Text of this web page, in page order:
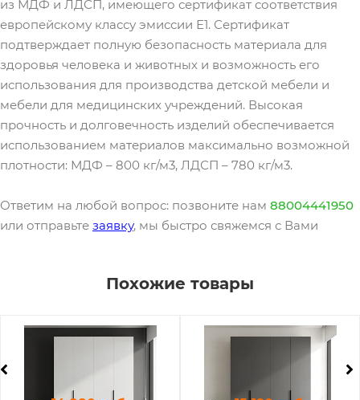
из МДФ и ЛДСП, имеющего сертификат соответствия
европейскому классу эмиссии Е1. Сертификат
подтверждает полную безопасность материала для
здоровья человека и животных и возможность его
использования для производства детской мебели и
мебели для медицинских учреждений. Высокая
прочность и долговечность изделий обеспечивается
использованием материалов максимально возможной
плотности: МДФ – 800 кг/м3, ЛДСП – 780 кг/м3.
Ответим на любой вопрос: позвоните нам 88004441950
или отправьте заявку, мы быстро свяжемся с Вами
Похожие товары